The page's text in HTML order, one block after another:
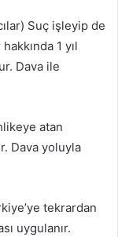
Suç işleyip de
1 yıl
Dava ile
atan
Dava yoluyla
tekrardan
uygulanır.